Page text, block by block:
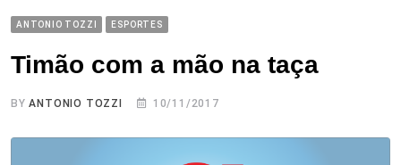
ANTONIO TOZZI ESPORTES
Timão com a mão na taça
BYANTONIO TOZZI 10/11/2017